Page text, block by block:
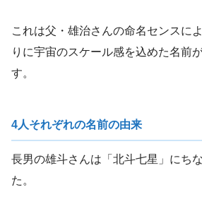
これは父・雄治さんの命名センスに
りに宇宙のスケール感を込めた名前
す。
4人それぞれの名前の由来
長男の雄斗さんは「北斗七星」にち
た。